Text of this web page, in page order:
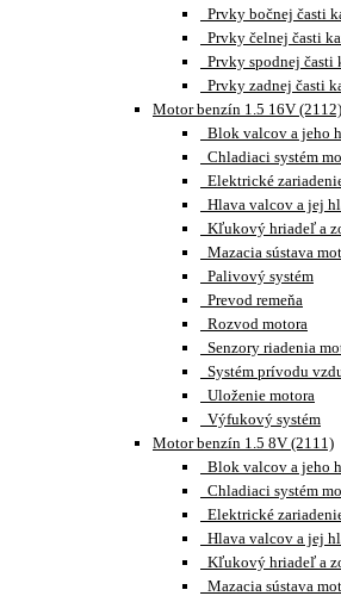
Prvky bočnej časti
Prvky čelnej časti
Prvky spodnej časti
Prvky zadnej časti
Motor benzín 1.5 16V (2112)
Blok valcov a jeho
Chladiaci systém
Elektrické
Hlava valcov a jej
Kľukový hriadeľ a
Mazacia sústava
Palivový systém
Prevod remeňa
Rozvod motora
Senzory riadenia
Systém prívodu
Uloženie motora
Výfukový systém
Motor benzín 1.5 8V (2111)
Blok valcov a jeho
Chladiaci systém
Elektrické
Hlava valcov a jej
Kľukový hriadeľ a
Mazacia sústava